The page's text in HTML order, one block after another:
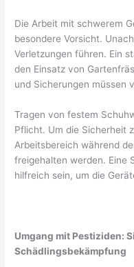
Die Arbeit mit schwerem
besondere Vorsicht.
Verletzungen führen. Ein
den Einsatz von
und Sicherungen müssen
Tragen von festem
Pflicht. Um die Sicherheit
Arbeitsbereich während
freigehalten werden. Eine
hilfreich sein, um die
Umgang mit Pestiziden:
Schädlingsbekämpfung